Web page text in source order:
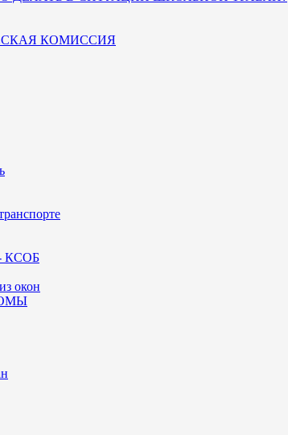
КОМИССИЯ
КСОБ
окон